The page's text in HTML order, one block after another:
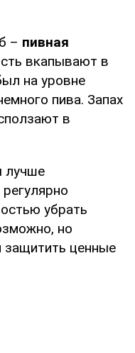
– пивная
вкапывают в
на уровне
пива. Запах
в
лучше
убрать
но
защитить ценные